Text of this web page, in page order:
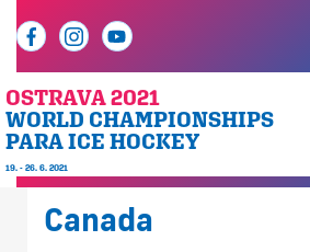
OSTRAVA 2021
WORLD CHAMPIONSHIPS
PARA ICE HOCKEY
19. - 26. 6. 2021
Canada